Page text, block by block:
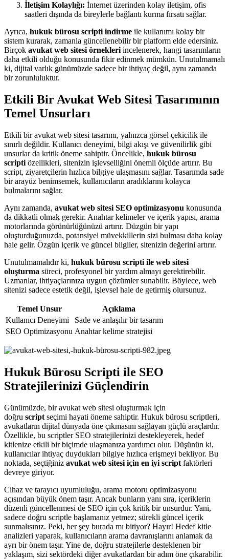
İletişim Kolaylığı: İnternet üzerinden kolay iletişim, ofis
saatleri dışında da bireylerle bağlantı kurma fırsatı sağlar.
Ayrıca, hukuk bürosu scripti indirme ile kullanımı kolay bir
sistem kurarak, zamanla güncellenebilir bir platform elde edersiniz.
Birçok avukat web sitesi örnekleri incelenerek, hangi tasarımların
daha etkili olduğu konusunda fikir edinmek mümkün. Unutulmamalı
ki, dijital varlık günümüzde sadece bir ihtiyaç değil, aynı zamanda
bir zorunluluktur.
Etkili Bir Avukat Web Sitesi Tasarımının
Temel Unsurları
Etkili bir avukat web sitesi tasarımı, yalnızca görsel çekicilik ile
sınırlı değildir. Kullanıcı deneyimi, bilgi akışı ve güvenilirlik gibi
unsurlar da kritik öneme sahiptir. Öncelikle, hukuk bürosu
scripti özellikleri, sitenizin işlevselliğini önemli ölçüde artırır. Bu
script, ziyaretçilerin hızlıca bilgiye ulaşmasını sağlar. Tasarımda sade
bir arayüz benimsemek, kullanıcıların aradıklarını kolayca
bulmalarını sağlar.
Aynı zamanda, avukat web sitesi SEO optimizasyonu konusunda
da dikkatli olmak gerekir. Anahtar kelimeler ve içerik yapısı, arama
motorlarında görünürlüğünüzü artırır. Düzgün bir yapı
oluşturduğunuzda, potansiyel müvekkillerin sizi bulması daha kolay
hale gelir. Özgün içerik ve güncel bilgiler, sitenizin değerini artırır.
Unutulmamalıdır ki, hukuk bürosu scripti ile web sitesi
oluşturma süreci, profesyonel bir yardım almayı gerektirebilir.
Uzmanlar, ihtiyaçlarınıza uygun çözümler sunabilir. Böylece, web
sitenizi sadece estetik değil, işlevsel hale de getirmiş olursunuz.
Temel Unsur
Açıklama
Kullanıcı Deneyimi
Sade ve anlaşılır bir tasarım
SEO Optimizasyonu Anahtar kelime stratejisi
Hukuk Bürosu Scripti ile SEO
Stratejilerinizi Güçlendirin
Günümüzde, bir avukat web sitesi oluşturmak için
doğru script seçimi hayati öneme sahiptir. Hukuk bürosu scriptleri,
avukatların dijital dünyada öne çıkmasını sağlayan güçlü araçlardır.
Özellikle, bu scriptler SEO stratejilerinizi destekleyerek, hedef
kitlenize etkili bir biçimde ulaşmanıza yardımcı olur. Düşünün ki,
kullanıcılar ihtiyaç duydukları bilgiye hızlıca erişmeyi bekliyor. Bu
noktada, seçtiğiniz avukat web sitesi için en iyi script faktörleri
devreye giriyor.
Cihaz ve tarayıcı uyumluluğu, arama motoru optimizasyonu
açısından büyük önem taşır. Ancak bunların yanı sıra, içeriklerin
düzenli güncellenmesi de SEO için çok kritik bir unsurdur. Yani,
sadece doğru scriptle başlamanız yetmez; sürekli güncel içerik
sunmalısınız. Peki, her şey burada mı bitiyor? Hayır! Hedef kitle
analizleri yaparak, kullanıcıların arama davranışlarını anlamak da
ayrı bir önem taşır. Yine de, doğru stratejilerle desteklenen bir
yaklaşım, sizi sektördeki diğer avukatlardan bir adım öne çıkarabilir.